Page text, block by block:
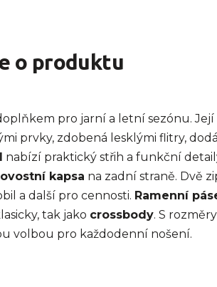
o produktu
pro jarní a letní sezónu. Její
prvky, zdobená lesklými flitry,
nabízí praktický střih a funkční
kapsa na zadní straně. Dvě
a další pro cennosti. Ramenní
tak jako crossbody. S
volbou pro každodenní nošení.